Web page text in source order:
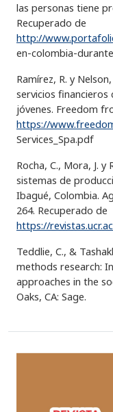
las personas tiene
Recuperado de
http://
en-colombia-
Ramírez, R. y
servicios financieros
jóvenes. Freedom
https://
Services_Spa.pdf
Rocha, C., Mora, J.
sistemas de
Ibagué, Colombia.
264. Recuperado de
https://
Teddlie, C., &
methods research:
approaches in the
Oaks, CA: Sage.